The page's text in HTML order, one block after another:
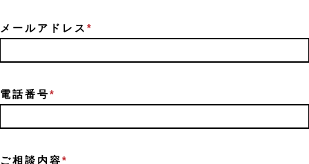
メールアドレス*
電話番号*
ご相談内容*